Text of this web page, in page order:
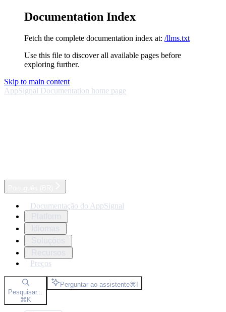
Documentation Index
Fetch the complete documentation index at: /llms.txt
Use this file to discover all available pages before
exploring further.
Skip to main content
AppSignal Documentation home page
Documentação do AppSignal
Preços
Pesquisar...
⌘K
Perguntar ao assistente⌘I